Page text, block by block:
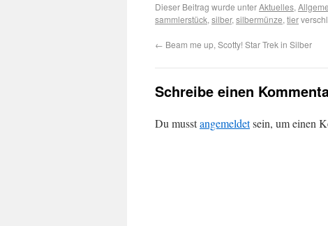
Dieser Beitrag wurde unterAktuelles,
sammlerstück, silber, silbermünze, tier
← Beam me up, Scotty! Star Trek in Silber
Schreibe einen
Du musstangemeldetsein, um einen